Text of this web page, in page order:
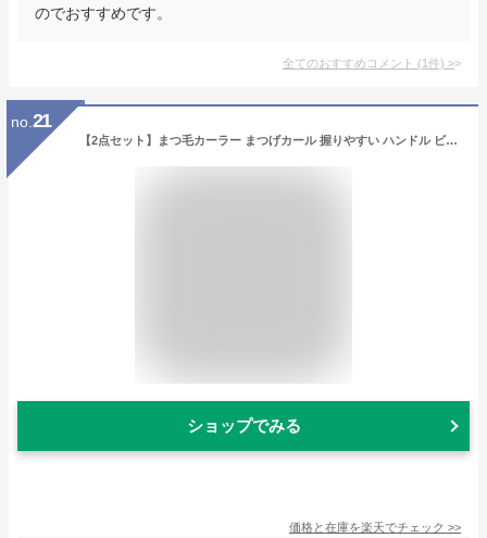
のでおすすめです。
全てのおすすめコメント (1件) >
no. 21
【2点セット】まつ毛カーラー まつげカール 握りやすい ハンドル ビューラー アイラッシュカーラー メイク道具 まつ毛にやさしい アイメイク コスメ ABS コーム 上向き 長持ちカール 小型 携帯便利 可愛い 目に優しい
ショップでみる
価格と在庫を楽天でチェック >>